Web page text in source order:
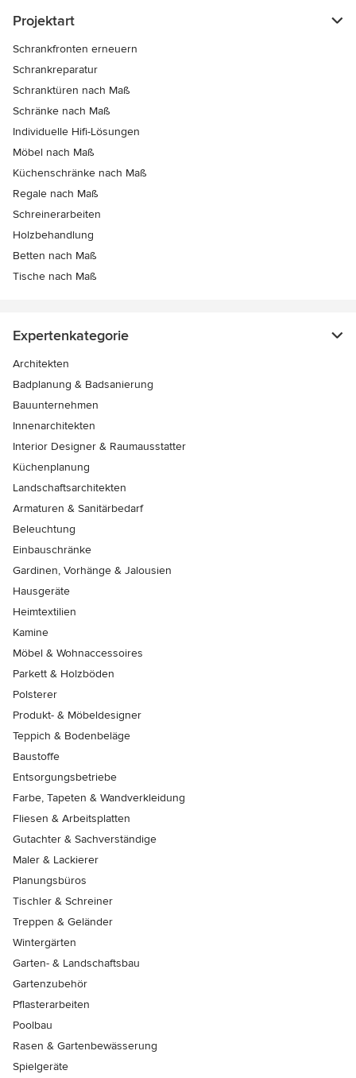
Projektart
Schrankfronten erneuern
Schrankreparatur
Schranktüren nach Maß
Schränke nach Maß
Individuelle Hifi-Lösungen
Möbel nach Maß
Küchenschränke nach Maß
Regale nach Maß
Schreinerarbeiten
Holzbehandlung
Betten nach Maß
Tische nach Maß
Expertenkategorie
Architekten
Badplanung & Badsanierung
Bauunternehmen
Innenarchitekten
Interior Designer & Raumausstatter
Küchenplanung
Landschaftsarchitekten
Armaturen & Sanitärbedarf
Beleuchtung
Einbauschränke
Gardinen, Vorhänge & Jalousien
Hausgeräte
Heimtextilien
Kamine
Möbel & Wohnaccessoires
Parkett & Holzböden
Polsterer
Produkt- & Möbeldesigner
Teppich & Bodenbeläge
Baustoffe
Entsorgungsbetriebe
Farbe, Tapeten & Wandverkleidung
Fliesen & Arbeitsplatten
Gutachter & Sachverständige
Maler & Lackierer
Planungsbüros
Tischler & Schreiner
Treppen & Geländer
Wintergärten
Garten- & Landschaftsbau
Gartenzubehör
Pflasterarbeiten
Poolbau
Rasen & Gartenbewässerung
Spielgeräte